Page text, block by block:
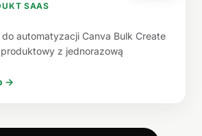
SAAS
automatyzacji Canva Bulk Create
z jednorazową
→